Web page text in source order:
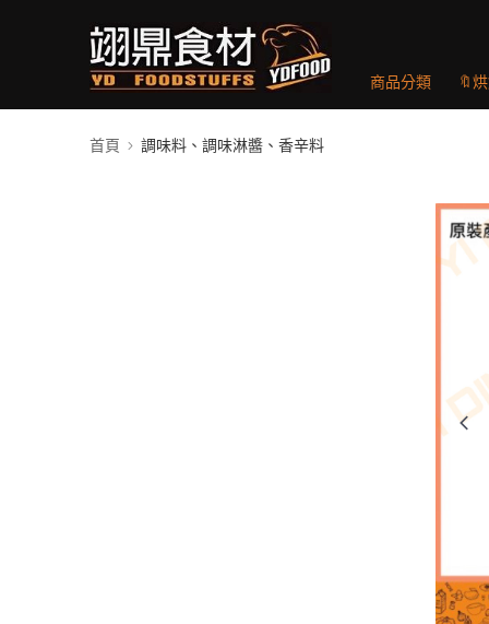
商品分類 🔖
首頁 調味料、調味淋醬、香辛料